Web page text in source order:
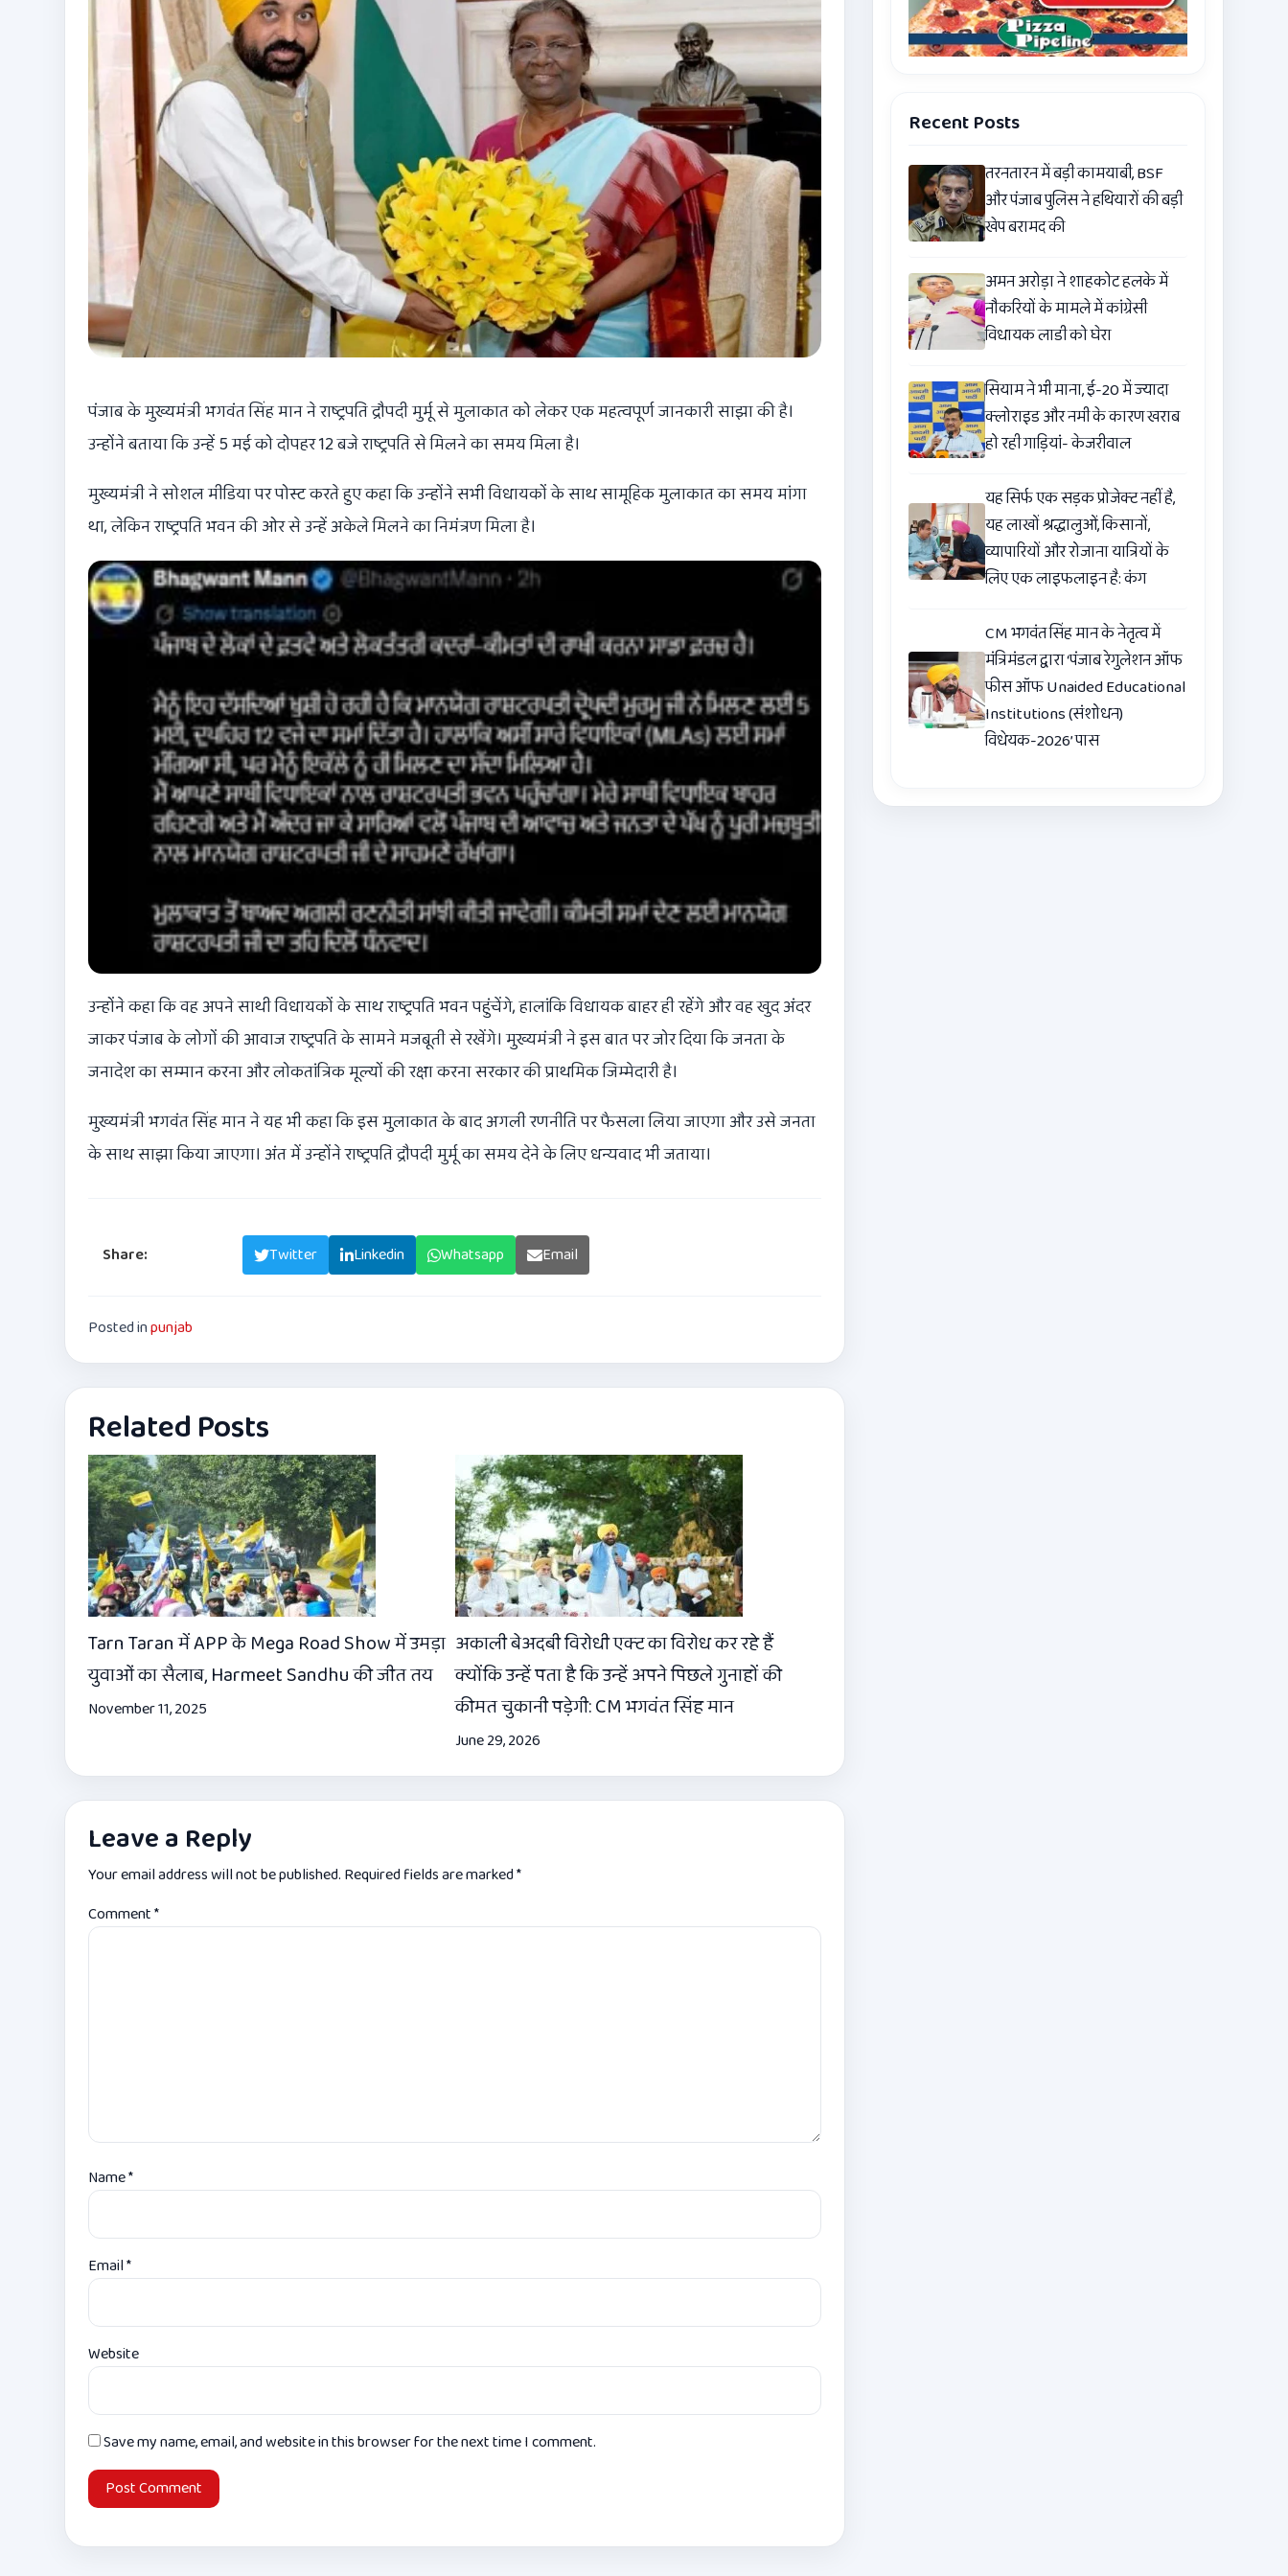
पंजाब के मुख्यमंत्रीभगवंत सिंह मानने राष्ट्रपतिद्रौपदी मुर्मूसे मुलाकात को लेकर एक महत्वपूर्ण जानकारी साझा की है।
उन्होंने बताया कि उन्हें 5 मई को दोपहर 12 बजे राष्ट्रपति से मिलने का समय मिला है।
मुख्यमंत्री ने सोशल मीडिया पर पोस्ट करते हुए कहा कि उन्होंने सभी विधायकों के साथ सामूहिक मुलाकात का समय मांगा
था, लेकिनराष्ट्रपति भवनकी ओर से उन्हें अकेले मिलने का निमंत्रण मिला है।
उन्होंने कहा कि वह अपने साथी विधायकों के साथ राष्ट्रपति भवन पहुंचेंगे, हालांकि विधायक बाहर ही रहेंगे और वह खुद अंदर
जाकर पंजाब के लोगों की आवाज राष्ट्रपति के सामने मजबूती से रखेंगे। मुख्यमंत्री ने इस बात पर जोर दिया कि जनता के
जनादेश का सम्मान करना और लोकतांत्रिक मूल्यों की रक्षा करना सरकार की प्राथमिक जिम्मेदारी है।
मुख्यमंत्रीभगवंत सिंह मानने यह भी कहा कि इस मुलाकात के बाद अगली रणनीति पर फैसला लिया जाएगा और उसे जनता
के साथ साझा किया जाएगा। अंत में उन्होंने राष्ट्रपतिद्रौपदी मुर्मूका समय देने के लिए धन्यवाद भी जताया।
Share: Twitter Linkedin Whatsapp Email
Posted inpunjab
Related Posts
Tarn Taran में APP के Mega Road Show में उमड़ा
युवाओं का सैलाब, Harmeet Sandhu की जीत तय
November 11, 2025
अकाली बेअदबी विरोधी एक्ट का विरोध कर रहे हैं
क्योंकि उन्हें पता है कि उन्हें अपने पिछले गुनाहों की
कीमत चुकानी पड़ेगी: CM भगवंत सिंह मान
June 29, 2026
Leave a Reply
Your email address will not be published. Required fields are marked*
Comment*
Name*
Email*
Website
Save my name, email, and website in this browser for the next time I comment.
Recent Posts
तरनतारन में बड़ी कामयाबी, BSF
और पंजाब पुलिस ने हथियारों की बड़ी
खेप बरामद की
अमन अरोड़ा ने शाहकोट हलके में
नौकरियों के मामले में कांग्रेसी
विधायक लाडी को घेरा
सियाम ने भी माना, ई-20 में ज्यादा
क्लोराइड और नमी के कारण खराब
हो रही गाड़ियां- केजरीवाल
यह सिर्फ एक सड़क प्रोजेक्ट नहीं है,
यह लाखों श्रद्धालुओं, किसानों,
व्यापारियों और रोजाना यात्रियों के
लिए एक लाइफलाइन है: कंग
CM भगवंत सिंह मान के नेतृत्व में
मंत्रिमंडल द्वारा ‘पंजाब रेगुलेशन ऑफ
फीस ऑफ Unaided Educational
Institutions (संशोधन)
विधेयक-2026’ पास